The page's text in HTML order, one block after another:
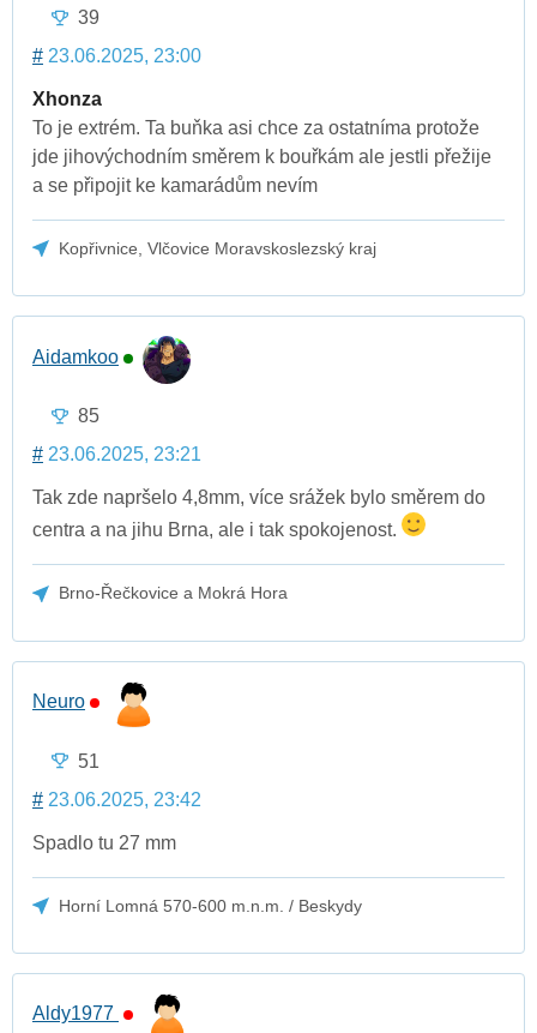
39
# 23.06.2025, 23:00
Xhonza
To je extrém. Ta buňka asi chce za ostatníma protože
jde jihovýchodním směrem k bouřkám ale jestli přežije
a se připojit ke kamarádům nevím
Kopřivnice, Vlčovice Moravskoslezský kraj
Aidamkoo
85
# 23.06.2025, 23:21
Tak zde napršelo 4,8mm, více srážek bylo směrem do
centra a na jihu Brna, ale i tak spokojenost.
Brno-Řečkovice a Mokrá Hora
Neuro
51
# 23.06.2025, 23:42
Spadlo tu 27 mm
Horní Lomná 570-600 m.n.m. / Beskydy
Aldy1977